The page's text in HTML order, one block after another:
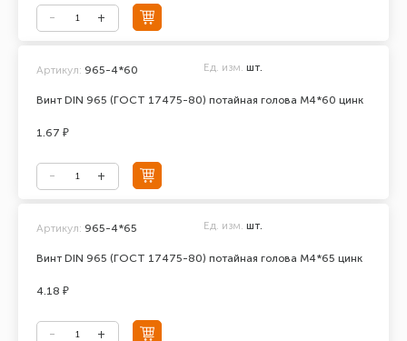
Винт DIN 965 (ГОСТ 17475-80) потайная голова М4*60 цинк
Артикул: 965-4*60 Ед. изм. шт.
1.67 ₽
Винт DIN 965 (ГОСТ 17475-80) потайная голова М4*65 цинк
Артикул: 965-4*65 Ед. изм. шт.
4.18 ₽